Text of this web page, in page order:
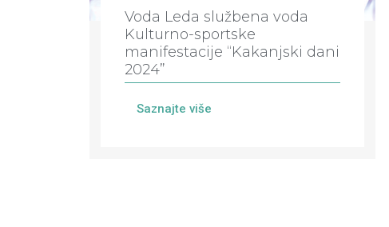
Voda Leda službena voda
Kulturno-sportske
manifestacije “Kakanjski dani
2024”
Saznajte više